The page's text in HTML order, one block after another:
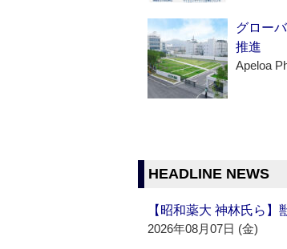
グロー
推進
Apeloa
HEADLINE NEWS
【昭和薬大 神林氏ら
2026年08月07日 (金)